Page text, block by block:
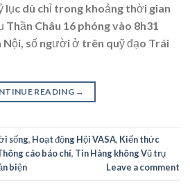
lục dù chỉ trong khoảng thời gian
Thần Châu 16 phóng vào 8h31
số người ở trên quỹ đạo Trái
READING →
sống, Hoạt động Hội VASA, Kiến thức
cáo báo chí, Tin Hàng không Vũ trụ
biện Leave a comment